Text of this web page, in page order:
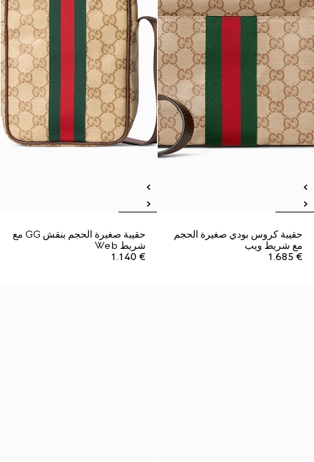
حقيبة كروس بودي صغيرة الحجم
مع شريط ويب
€ 1.685
حقيبة صغيرة الحجم بنقش GG مع
شريط Web
€ 1.140